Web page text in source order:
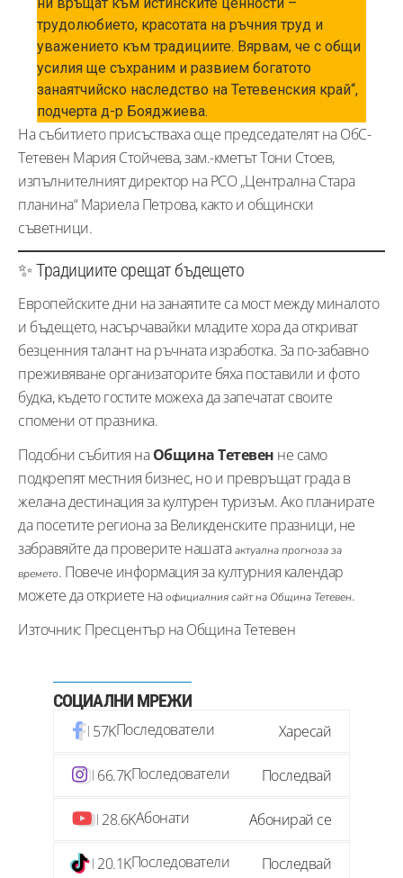
трудолюбието, красотата на ръчния труд и
уважението към традициите. Вярвам, че с общи
усилия ще съхраним и развием богатото
занаятчийско наследство на Тетевенския край“,
подчерта д-р Бояджиева.
На събитието присъстваха още председателят на ОбС-
Тетевен Мария Стойчева, зам.-кметът Тони Стоев,
изпълнителният директор на РСО „Централна Стара
планина“ Мариела Петрова, както и общински
съветници.
✨ Традициите срещат бъдещето
Европейските дни на занаятите са мост между миналото
и бъдещето, насърчавайки младите хора да откриват
безценния талант на ръчната изработка. За по-забавно
преживяване организаторите бяха поставили и фото
будка, където гостите можеха да запечатат своите
спомени от празника.
Подобни събития наОбщина Тетевен не само
подкрепят местния бизнес, но и превръщат града в
желана дестинация за културен туризъм. Ако планирате
да посетите региона за Великденските празници, не
забравяйте да проверите нашатаактуална прогноза за
времето. Повече информация за културния календар
можете да откриете наофициалния сайт на Община Тетевен.
Източник: Пресцентър на Община Тетевен
СОЦИАЛНИ МРЕЖИ
57KПоследователи Харесай
66.7KПоследователи Последвай
28.6KАбонати Абонирай се
20.1KПоследователи Последвай